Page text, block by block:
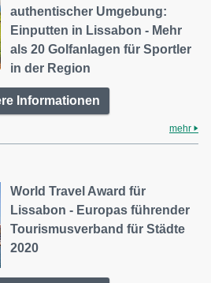
authentischer Umgebung:
Einputten in Lissabon - Mehr
als 20 Golfanlagen für Sportler
in der Region
Informationen
mehr
World Travel Award für
Lissabon - Europas führender
Tourismusverband für Städte
2020